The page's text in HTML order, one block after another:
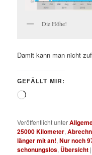
Die Höhe!
Damit kann man nicht
GEFÄLLT MIR:
Wird
Veröffentlicht unter
25000 Kilometer,
länger mit an!,Nur noch
schonungslos, Übersicht